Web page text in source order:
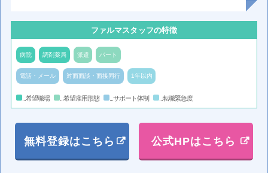
ファルマスタッフの特徴
病院 調剤薬局 派遣 パート
電話・メール 対面面談・面接同行 1年以内
...希望職場 ...希望雇用形態 ...サポート体制 ...転職緊急度
無料登録はこちら 公式HPはこちら